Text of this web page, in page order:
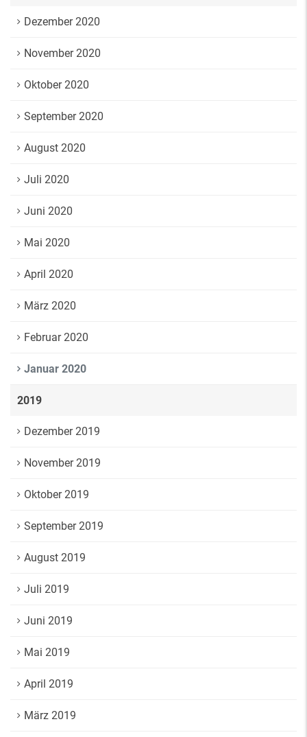
Dezember 2020
November 2020
Oktober 2020
September 2020
August 2020
Juli 2020
Juni 2020
Mai 2020
April 2020
März 2020
Februar 2020
Januar 2020
2019
Dezember 2019
November 2019
Oktober 2019
September 2019
August 2019
Juli 2019
Juni 2019
Mai 2019
April 2019
März 2019